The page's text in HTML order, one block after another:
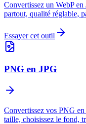
Convertissez un WebP
partout, qualité réglable,
Essayer cet outil
PNG en JPG
Convertissez vos PNG
taille, choisissez le fond,